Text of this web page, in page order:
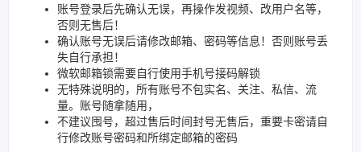
账号登录后先确认无误，再操作发视频、改用户名等，
否则无售后！
确认账号无误后请修改邮箱、密码等信息！否则账号丢
失自行承担！
微软邮箱锁需要自行使用手机号接码解锁
无特殊说明的，所有账号不包实名、关注、私信、流
量。账号随拿随用，
不建议囤号，超过售后时间封号无售后，重要卡密请自
行修改账号密码和所绑定邮箱的密码